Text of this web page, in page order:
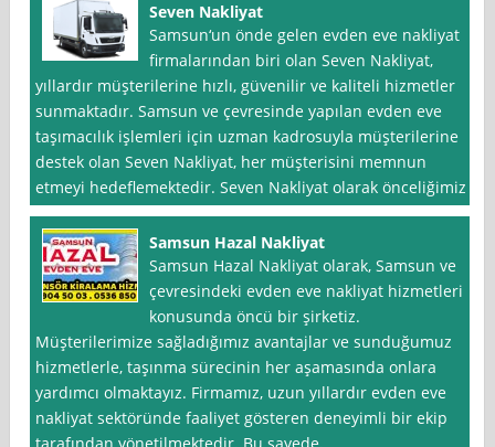
Seven Nakliyat
Samsun‘un önde gelen evden eve nakliyat
firmalarından biri olan Seven Nakliyat,
yıllardır müşterilerine hızlı, güvenilir ve kaliteli hizmetler
sunmaktadır. Samsun ve çevresinde yapılan evden eve
taşımacılık işlemleri için uzman kadrosuyla müşterilerine
destek olan Seven Nakliyat, her müşterisini memnun
etmeyi hedeflemektedir. Seven Nakliyat olarak önceliğimiz
Samsun Hazal Nakliyat
Samsun Hazal Nakliyat olarak, Samsun ve
çevresindeki evden eve nakliyat hizmetleri
konusunda öncü bir şirketiz.
Müşterilerimize sağladığımız avantajlar ve sunduğumuz
hizmetlerle, taşınma sürecinin her aşamasında onlara
yardımcı olmaktayız. Firmamız, uzun yıllardır evden eve
nakliyat sektöründe faaliyet gösteren deneyimli bir ekip